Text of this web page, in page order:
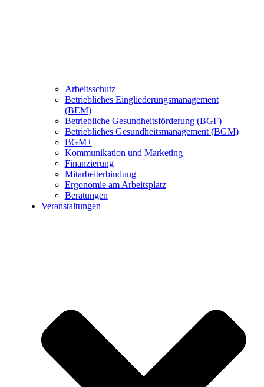
Arbeitsschutz
Betriebliches Eingliederungsmanagement
(BEM)
Betriebliche Gesundheitsförderung (BGF)
Betriebliches Gesundheitsmanagement (BGM)
BGM+
Kommunikation und Marketing
Finanzierung
Mitarbeiterbindung
Ergonomie am Arbeitsplatz
Beratungen
Veranstaltungen